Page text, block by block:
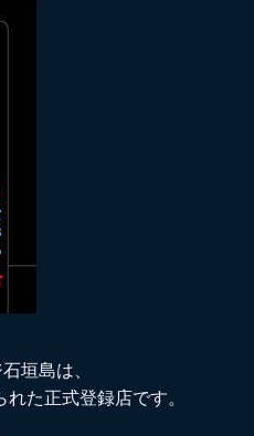
垣島は、
た正式登録店です。